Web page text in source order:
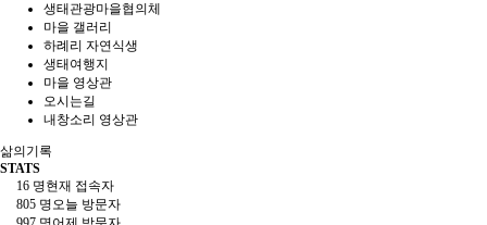
생태관광마을협의체
마을 갤러리
하례리 자연식생
생태여행지
마을 영상관
오시는길
내창소리 영상관
삶의기록
STATS
16 명현재 접속자
805 명오늘 방문자